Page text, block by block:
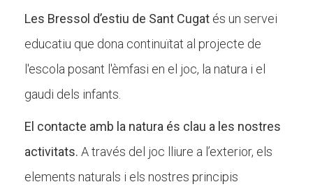
Les Bressol d’estiu de Sant Cugat és un servei
educatiu que dona continuïtat al projecte de
l'escola posant l'èmfasi en el joc, la natura i el
gaudi dels infants.
El contacte amb la natura és clau a les nostres
activitats. A través del joc lliure a l’exterior, els
elements naturals i els nostres principis
Proposta educativa
ACTUALITAT
Notícies
Butlletins
Diari de la Fundació
Fundesplai als mitjans